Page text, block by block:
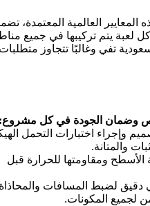
العالمية المعتمدة،
لعبة يتم تركيبها في جميع
تفي وغالبًا تتجاوز متطلبات
وضمان الجودة في كل مشروع:
وإجراء اختبارات التحمل
والمتانة.
ومقاومتها للحرارة قبل
دقيق لضبط المسافات والمحاذاة
لجميع المكونات.